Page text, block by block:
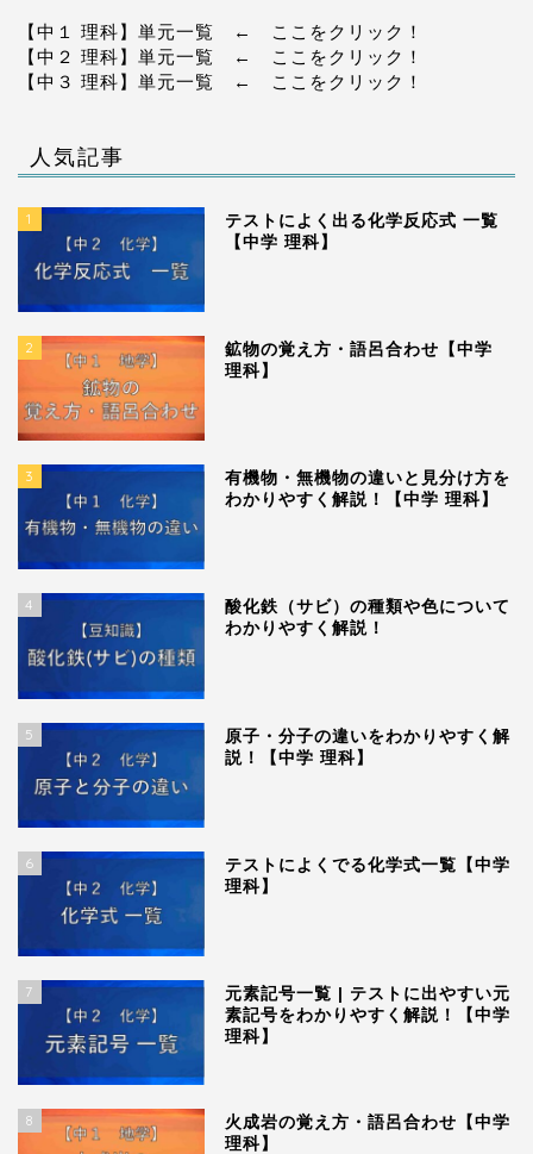
【中１ 理科】単元一覧 ← ここをクリック！
【中２ 理科】単元一覧 ← ここをクリック！
【中３ 理科】単元一覧 ← ここをクリック！
人気記事
1
テストによく出る化学反応式 一覧
【中学 理科】
2
鉱物の覚え方・語呂合わせ【中学
理科】
3
有機物・無機物の違いと見分け方を
わかりやすく解説！【中学 理科】
4
酸化鉄（サビ）の種類や色について
わかりやすく解説！
5
原子・分子の違いをわかりやすく解
説！【中学 理科】
6
テストによくでる化学式一覧【中学
理科】
7
元素記号一覧 | テストに出やすい元
素記号をわかりやすく解説！【中学
理科】
8
火成岩の覚え方・語呂合わせ【中学
理科】